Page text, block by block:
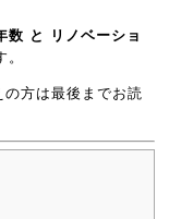
数 と リノベーショ
方は最後までお読